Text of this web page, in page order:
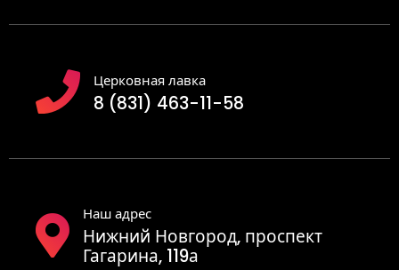
Церковная лавка
8 (831) 463-11-58
Наш адрес
Нижний Новгород, проспект
Гагарина, 119а